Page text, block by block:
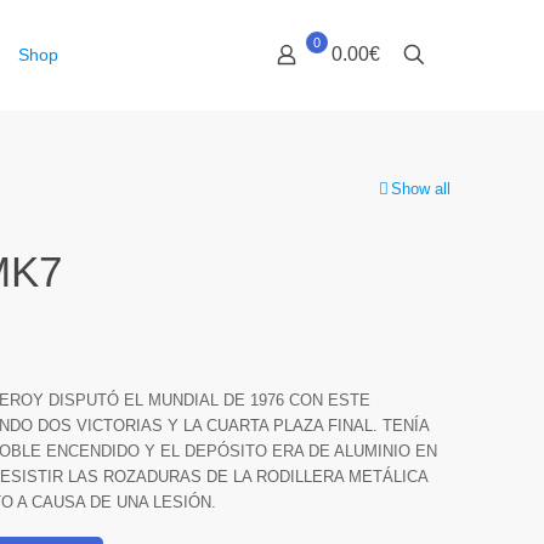
Shop
0
0.00€
Show all
DISPUTÓ EL MUNDIAL DE 1976 CON ESTE
DOS VICTORIAS Y LA CUARTA PLAZA FINAL. TENÍA
ENCENDIDO Y EL DEPÓSITO ERA DE ALUMINIO EN
LAS ROZADURAS DE LA RODILLERA METÁLICA
A CAUSA DE UNA LESIÓN.